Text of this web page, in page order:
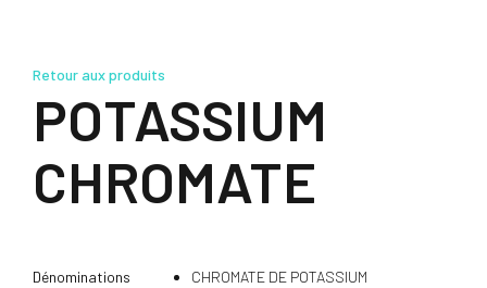
Retour aux produits
POTASSIUM
CHROMATE
Dénominations
CHROMATE DE POTASSIUM